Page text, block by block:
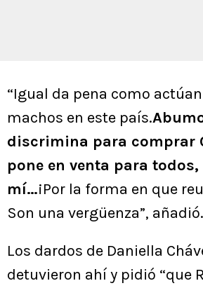
“Igual da pena como
machos en este país.
discrimina para comprar
pone en venta para
mí…¡Por la forma en que
Son una vergüenza”, añadió.
Los dardos de Daniella
detuvieron ahí y pidió “que